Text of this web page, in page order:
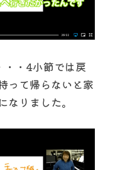
・・4小節では戻
って帰らないと家
りました。